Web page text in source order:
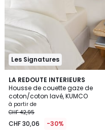
Les Signatures
LA REDOUTE INTERIEURS
Housse de couette gaze de
coton/coton lavé, KUMCO
à partir de
CHF 42,95
CHF 30,06 -30%
3,2
/ 5
10
Couleurs